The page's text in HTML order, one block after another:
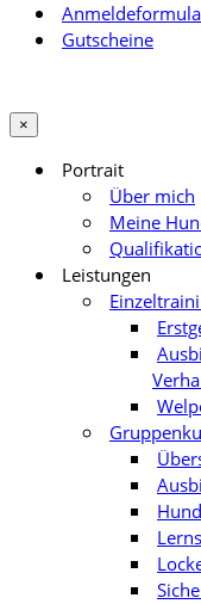
Gutscheine
×
Portrait
Über mich
Meine
Leistungen